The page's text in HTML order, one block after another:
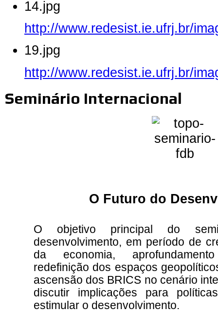
14.jpg
http://www.redesist.ie.ufrj.br/
19.jpg
http://www.redesist.ie.ufrj.br/
Seminário Internacional
O Futuro do
O objetivo principal do
desenvolvimento, em período de
da economia,
redefinição dos espaços
ascensão dos BRICS no cenário
discutir implicações para
estimular o desenvolvimento.